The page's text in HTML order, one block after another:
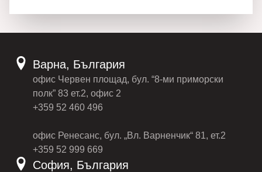
Варна, България
офис Червен площад, бул. “8-ми приморски
полк” 83 ет.2, офис 2
+359 52 460 496
офис Ренесанс, бул. „Вл. Варненчик“ 81, ет.2
+359 52 999 669
София, България